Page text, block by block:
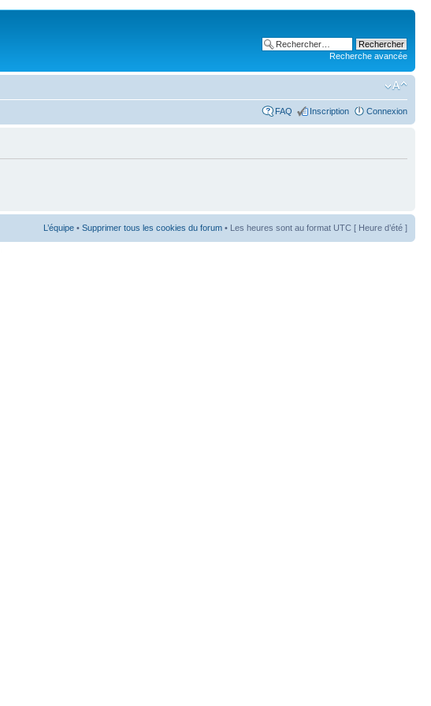
Recherche avancée
FAQ Inscription Connexion
L’équipe • Supprimer tous les cookies du forum • Les heures sont au format UTC [ Heure d’été ]